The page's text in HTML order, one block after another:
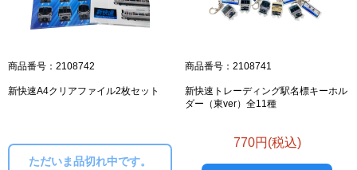
商品番号：2108742
新快速A4クリアファイル2枚セット
ただいま品切れ中です。
商品番号：2108741
新快速トレーディング駅名標キーホル
ダー（東ver）全11種
770円(税込)